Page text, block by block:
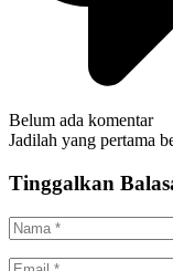
Belum ada komentar
Jadilah yang pertama
Tinggalkan